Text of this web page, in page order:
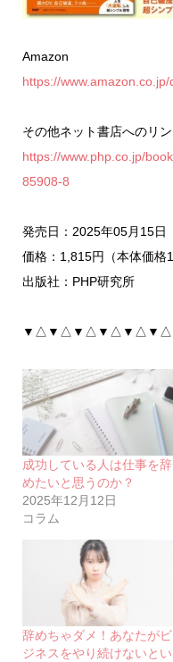
Amazon
https://
その他ネット書店へのリ
https://www.php.co.jp/
85908-8
発売日：2025年05月15日
価格：1,815円（本体価格
出版社：PHP研究所
成功している人は仕事を辞
めたいと思うのか？
2025年12月12日
コラム
辞めちゃダメ！あなたがビ
ジネスをやり続けないとい